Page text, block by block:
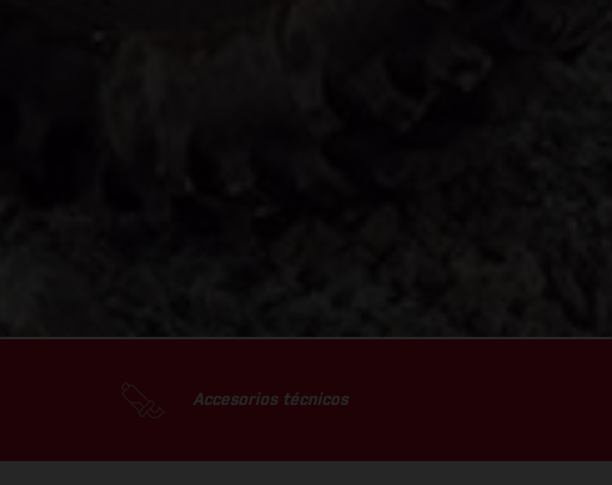
Accesorios técnicos